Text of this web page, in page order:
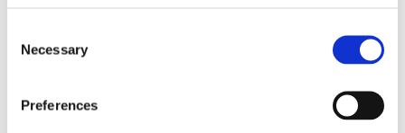
Selection
Necessary
Preferences
bundesweit einheitliches Regelwerk, was Betreiber,